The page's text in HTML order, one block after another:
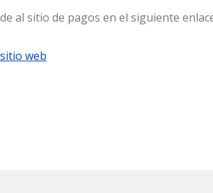
al sitio de pagos en el siguiente
web